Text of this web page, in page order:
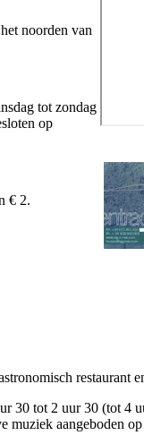
noorden van
tot zondag
op
€ 2.
restaurant
30 tot 2 uur 30 (tot 4
muziek aangeboden